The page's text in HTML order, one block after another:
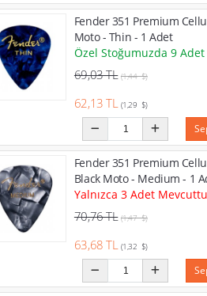
Fender 351 Premium
Moto - Thin - 1 Adet
Özel Stoğumuzda 9
69,03 TL (1,44 $)
62,13 TL (1,29 $)
Fender 351 Premium
Black Moto - Medium - 1
Yalnızca 3 Adet
70,76 TL (1,47 $)
63,68 TL (1,32 $)